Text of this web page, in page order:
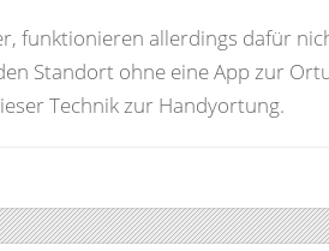
funktionieren allerdings dafür
Standort ohne eine App zur
Technik zur Handyortung.